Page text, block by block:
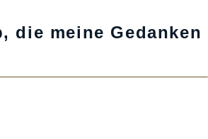
die meine Gedanken